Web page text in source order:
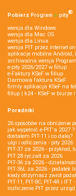
Pobierz Program e‑pity®
wersja dla Windows
wersja dla Mac OS
wersja dla Linux
wersja PIT przez internet
aplikacje mobilne Android,
archiwalna wersja
e-pity 2026/2027 w fillup
e‑Faktury KSeF w fillup
Darmowa faktura KSeF
firmly aplikacja KSeF na
fillup | k24 - KSeF w biurze
Poradniki
26 sposobów na obniżenie
jak wypełnić e-PIT'a 2027 ?
dostałem PIT-11 i co dalej?
ulgi i odliczenia - pity 2026
PIT-37 za 2026 - przykład,
PIT-28 ryczałt za 2026
PIT-36 za 2026 -
PIT-36L za 2026 - podatek
kiedy otrzymasz zwrot
PIT-11, PIT-8C, PIT-4R i IFT
rozliczenie PIT przez urząd